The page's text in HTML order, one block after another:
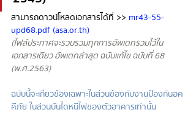
สามารถดาวน์โหลดเอกสารได้ที่ >> mr43-55-
upd68.pdf (asa.or.th)
(ไฟล์ประกาศจะรวบรวมทุกการอัพเดทรวมไว้ใน
เอกสารเดียว อัพเดทล่าสุด ฉบับแก้ไข ฉบับที่ 68
(พ.ศ.2563)
ฉบับนี้จะเกี่ยวข้องเฉพาะในส่วนข้องกับงานป้องกันอค
คีภัย ในส่วนบันไดหนีไฟของตัวอาคารเท่านั้น